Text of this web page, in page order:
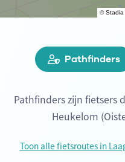
©Stadia
Pathfinders
Pathfinders zijn fietsers
Heukelom
Toon alle fietsroutes in